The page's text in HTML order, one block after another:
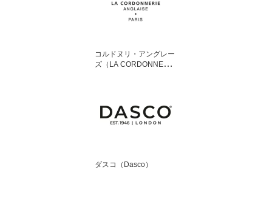
コルドヌリ・アングレー
ズ（LA CORDONNERIE
ダスコ（Dasco）